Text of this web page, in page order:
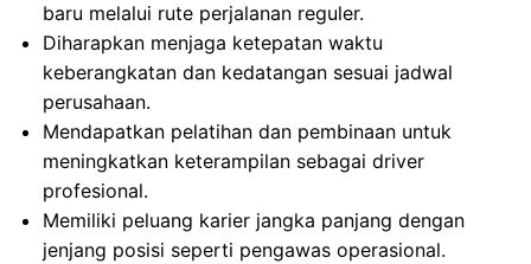
baru melalui rute perjalanan reguler.
Diharapkan menjaga ketepatan waktu
keberangkatan dan kedatangan sesuai jadwal
perusahaan.
Mendapatkan pelatihan dan pembinaan untuk
meningkatkan keterampilan sebagai driver
profesional.
Memiliki peluang karier jangka panjang dengan
jenjang posisi seperti pengawas operasional.